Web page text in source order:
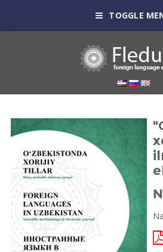
TOGGLE